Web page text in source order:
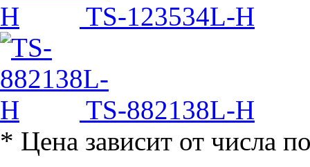
TS-123534L-H
TS-882138L-H
* Цена зависит от числа